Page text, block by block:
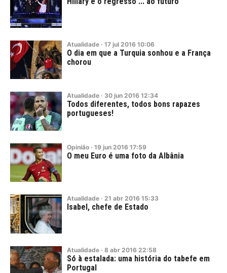
Atualidade · 17 jul 2016 10:06
O dia em que a Turquia sonhou e a França
chorou
Atualidade · 30 jun 2016 12:34
Todos diferentes, todos bons rapazes
portugueses!
Opinião · 19 jun 2016 17:59
O meu Euro é uma foto da Albânia
Atualidade · 21 abr 2016 15:33
Isabel, chefe de Estado
Atualidade · 8 abr 2016 22:58
Só à estalada: uma história do tabefe em
Portugal